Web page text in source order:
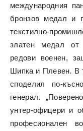
международния
бронзов медал и
текстилно-
златен медал от
редови военен,
Шипка и Плевен. В
споделил по-
генерал.
унтер-офицери и
професионален